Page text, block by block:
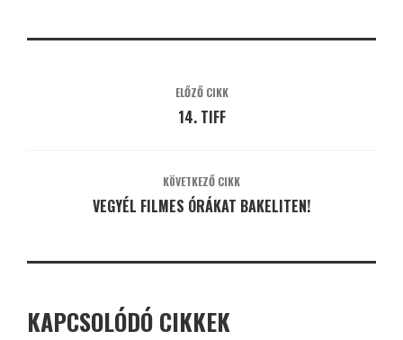
ELŐZŐ CIKK
14. TIFF
KÖVETKEZŐ CIKK
VEGYÉL FILMES ÓRÁKAT BAKELITEN!
KAPCSOLÓDÓ CIKKEK